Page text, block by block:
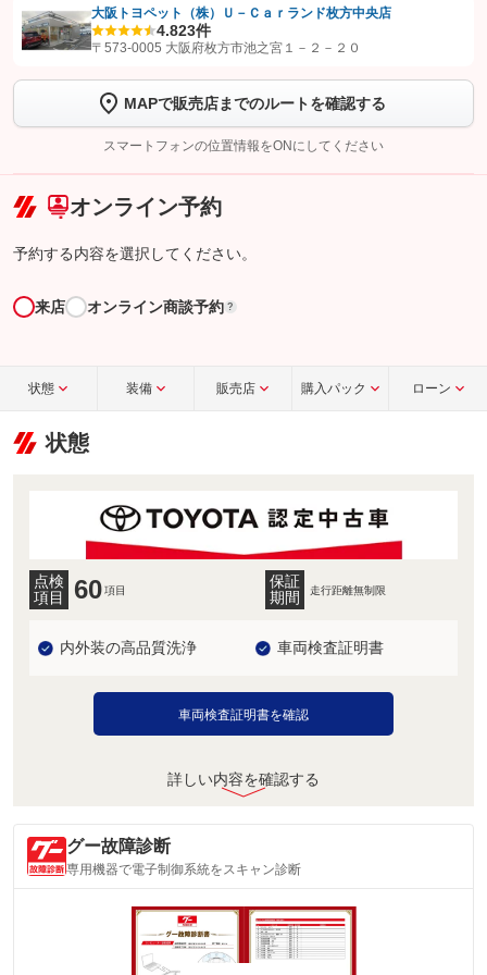
【STEP1】認証画面でグーネットを友だち追加してから「許可する」ボタンを押
トーク画面で
ボタンをタップして問い合わせを
完了してください。
こちら
大阪トヨペット（株）Ｕ－Ｃａｒランド枚方中央店
4.823件
〒573-0005 大阪府枚方市池之宮１－２－２０
MAPで販売店までのルートを確認する
スマートフォンの位置情報をONにしてください
オンライン予約
予約する内容を選択してください。
来店 オンライン商談予約 ?
状態 装備 販売店 購入パック ローン
状態
点検
項目
60項目
保証
期間
走行距離無制限
内外装の高品質洗浄 車両検査証明書
車両検査証明書を確認
詳しい内容を確認する
グー故障診断
専用機器で電子制御系統をスキャン診断